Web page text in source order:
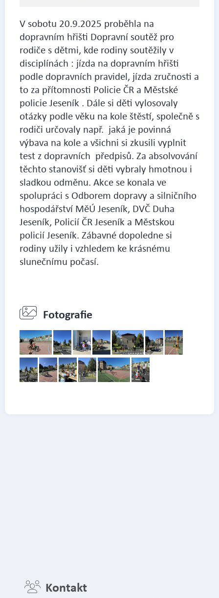
V sobotu 20.9.2025 proběhla na
dopravním hřišti Dopravní soutěž pro
rodiče s dětmi, kde rodiny soutěžily v
disciplínách : jízda na dopravním hřišti
podle dopravních pravidel, jízda zručnosti a
to za přítomnosti Policie ČR a Městské
policie Jeseník . Dále si děti vylosovaly
otázky podle věku na kole štěstí, společně s
rodiči určovaly např. jaká je povinná
výbava na kole a všichni si zkusili vyplnit
test z dopravních předpisů. Za absolvování
těchto stanovišť si děti vybraly hmotnou i
sladkou odměnu. Akce se konala ve
spolupráci s Odborem dopravy a silničního
hospodářství MěÚ Jeseník, DVČ Duha
Jeseník, Policií ČR Jeseník a Městskou
policií Jeseník. Zábavné dopoledne si
rodiny užily i vzhledem ke krásnému
slunečnímu počasí.
Fotografie
Kontakt